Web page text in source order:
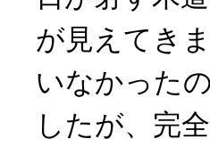
が見えてき
いなかった
したが、完